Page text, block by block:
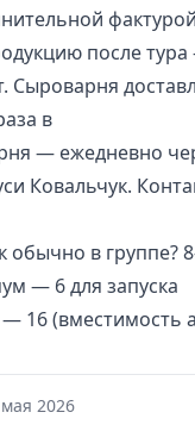
после
Сыроварня
в
— ежедневно
Ковальчук.
обычно в группе?
— 6 для запуска
16 (вместимость
2026